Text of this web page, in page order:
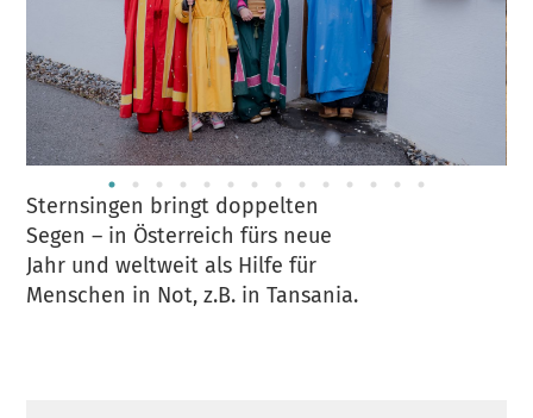
Sternsingen bringt doppelten
Segen – in Österreich fürs neue
Jahr und weltweit als Hilfe für
Menschen in Not, z.B. in Tansania.